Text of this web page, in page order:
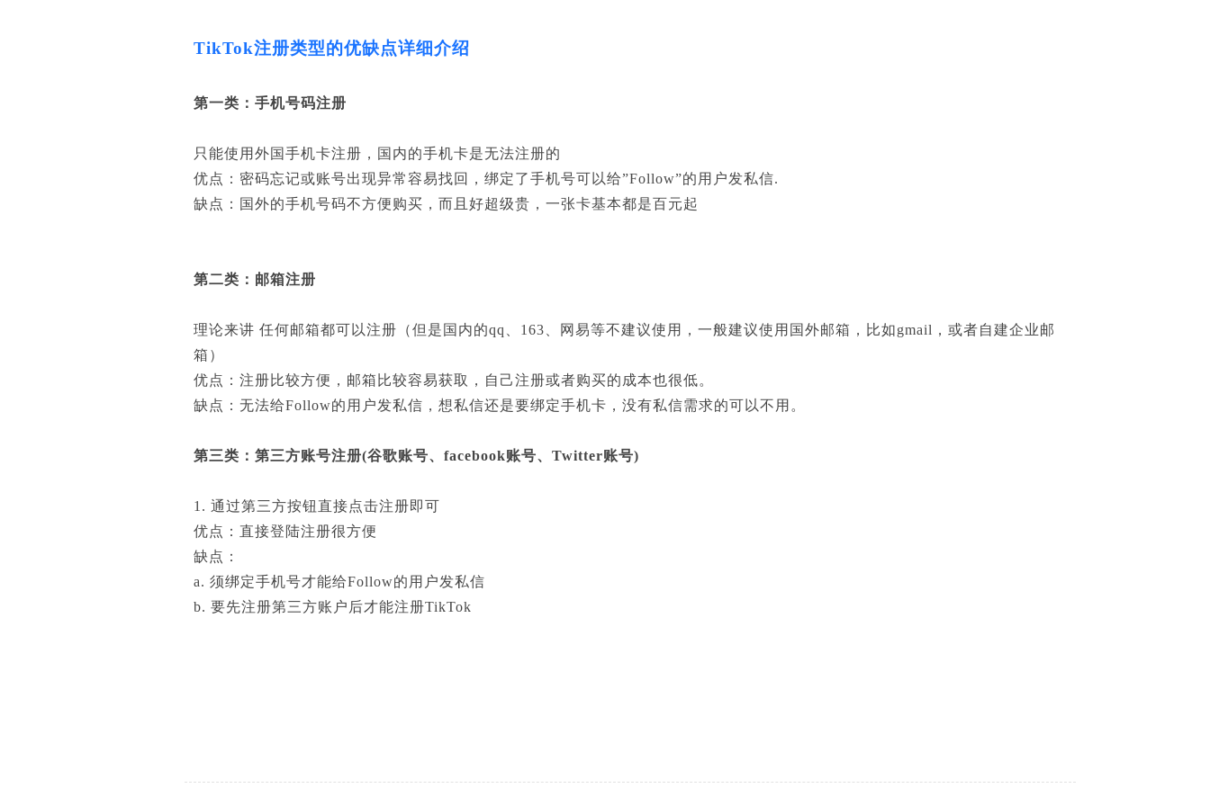
TikTok注册类型的优缺点详细介绍
第一类：手机号码注册
只能使用外国手机卡注册，国内的手机卡是无法注册的
优点：密码忘记或账号出现异常容易找回，绑定了手机号可以给”Follow”的用户发私信.
缺点：国外的手机号码不方便购买，而且好超级贵，一张卡基本都是百元起
第二类：邮箱注册
理论来讲 任何邮箱都可以注册（但是国内的qq、163、网易等不建议使用，一般建议使用国外邮箱，比如gmail，或者自建企业邮
箱）
优点：注册比较方便，邮箱比较容易获取，自己注册或者购买的成本也很低。
缺点：无法给Follow的用户发私信，想私信还是要绑定手机卡，没有私信需求的可以不用。
第三类：第三方账号注册(谷歌账号、facebook账号、Twitter账号)
1. 通过第三方按钮直接点击注册即可
优点：直接登陆注册很方便
缺点：
a. 须绑定手机号才能给Follow的用户发私信
b. 要先注册第三方账户后才能注册TikTok